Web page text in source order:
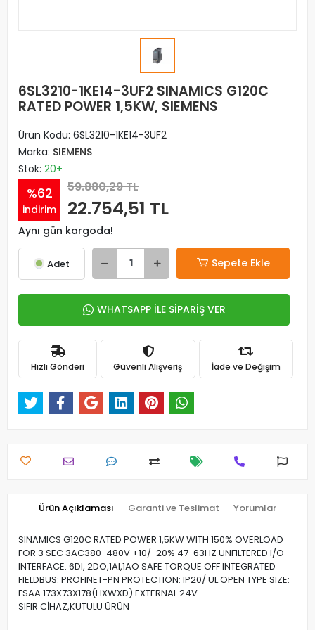
6SL3210-1KE14-3UF2 SINAMICS G120C
RATED POWER 1,5KW, SIEMENS
Ürün Kodu: 6SL3210-1KE14-3UF2
Marka: SIEMENS
Stok: 20+
%62
indirim
59.880,29 TL
22.754,51 TL
Aynı gün kargoda!
Adet Sepete Ekle
WHATSAPP İLE SİPARİŞ VER
Hızlı Gönderi Güvenli Alışveriş İade ve Değişim
Ürün Açıklaması Garanti ve Teslimat Yorumlar
SINAMICS G120C RATED POWER 1,5KW WITH 150% OVERLOAD
FOR 3 SEC 3AC380-480V +10/-20% 47-63HZ UNFILTERED I/O-
INTERFACE: 6DI, 2DO,1AI,1AO SAFE TORQUE OFF INTEGRATED
FIELDBUS: PROFINET-PN PROTECTION: IP20/ UL OPEN TYPE SIZE:
FSAA 173X73X178(HXWXD) EXTERNAL 24V
SIFIR CİHAZ,KUTULU ÜRÜN